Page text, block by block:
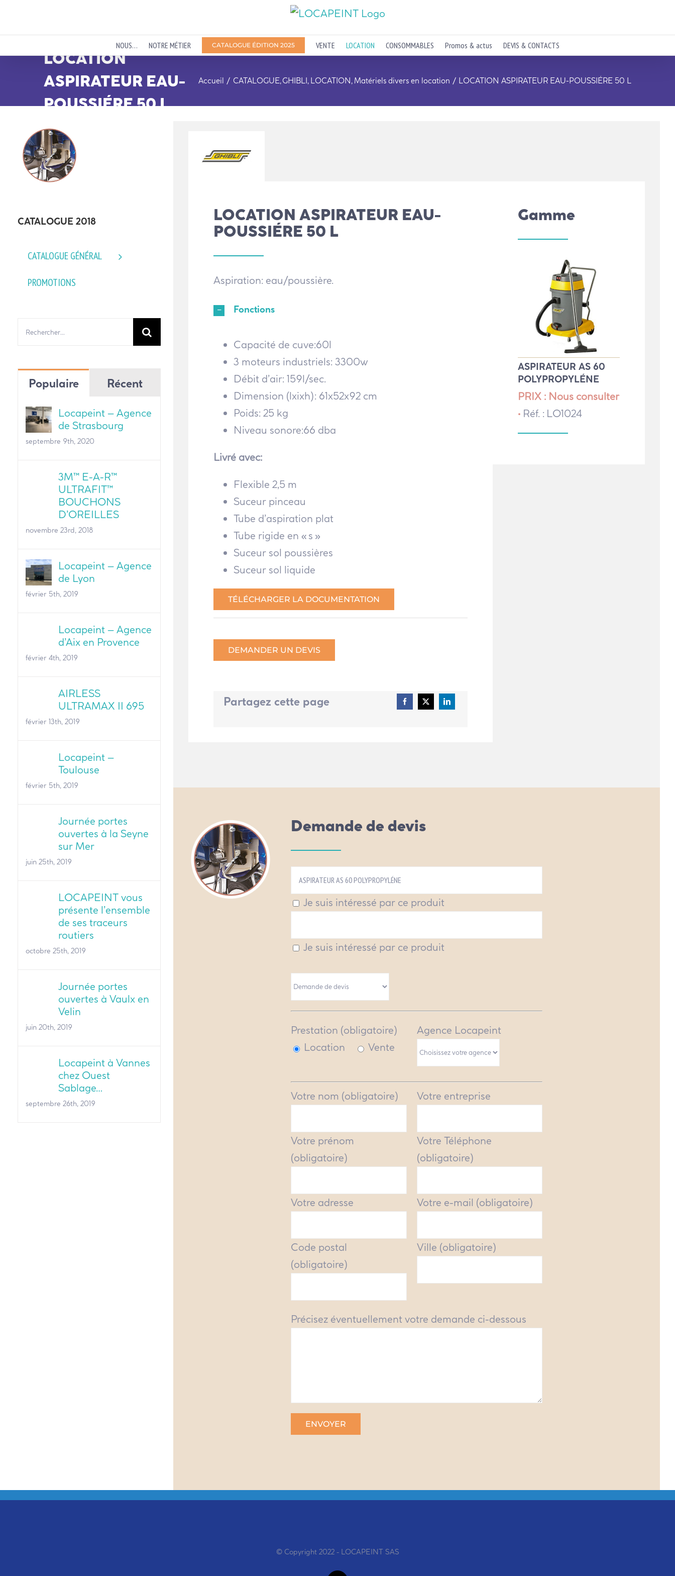
NOUS… NOTRE MÉTIER CATALOGUE ÉDITION 2025 VENTE LOCATION CONSOMMABLES Promos & actus DEVIS & CONTACTS
LOCATION
ASPIRATEUR EAU-
POUSSIÉRE 50 L
Accueil CATALOGUE GHIBLI LOCATION Matériels divers en location LOCATION ASPIRATEUR EAU-POUSSIÉRE 50 L
LOCATION ASPIRATEUR EAU-
POUSSIÉRE 50 L
Aspiration: eau/poussière.
Fonctions
Capacité de cuve:60l
3 moteurs industriels: 3300w
Débit d’air: 159l/sec.
Dimension (lxixh): 61x52x92 cm
Poids: 25 kg
Niveau sonore:66 dba
Livré avec:
Flexible 2,5 m
Suceur pinceau
Tube d’aspiration plat
Tube rigide en « s »
Suceur sol poussières
Suceur sol liquide
TÉLÉCHARGER LA DOCUMENTATION
DEMANDER UN DEVIS
Partagez cette page
Gamme
ASPIRATEUR AS 60
POLYPROPYLÉNE
PRIX : Nous consulter
• Réf. : LO1024
Demande de devis
Je suis intéressé par ce produit
Je suis intéressé par ce produit
Prestation (obligatoire)
Location
Vente
Agence Locapeint
Votre nom (obligatoire)
Votre prénom
(obligatoire)
Votre adresse
Code postal
(obligatoire)
Votre entreprise
Votre Téléphone
(obligatoire)
Votre e-mail (obligatoire)
Ville (obligatoire)
Précisez éventuellement votre demande ci-dessous
CATALOGUE 2018
CATALOGUE GÉNÉRAL
PROMOTIONS
Populaire Récent
Locapeint – Agence
de Strasbourg
septembre 9th, 2020
3M™ E-A-R™
ULTRAFIT™
BOUCHONS
D’OREILLES
novembre 23rd, 2018
Locapeint – Agence
de Lyon
février 5th, 2019
Locapeint – Agence
d’Aix en Provence
février 4th, 2019
AIRLESS
ULTRAMAX II 695
février 13th, 2019
Locapeint –
Toulouse
février 5th, 2019
Journée portes
ouvertes à la Seyne
sur Mer
juin 25th, 2019
LOCAPEINT vous
présente l’ensemble
de ses traceurs
routiers
octobre 25th, 2019
Journée portes
ouvertes à Vaulx en
Velin
juin 20th, 2019
Locapeint à Vannes
chez Ouest
Sablage…
septembre 26th, 2019
© Copyright 2022 - LOCAPEINT SAS